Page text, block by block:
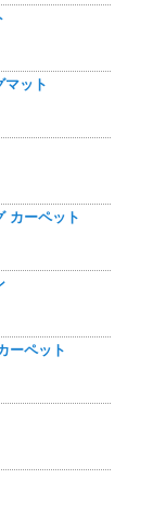
ット
カーペット
ーペット